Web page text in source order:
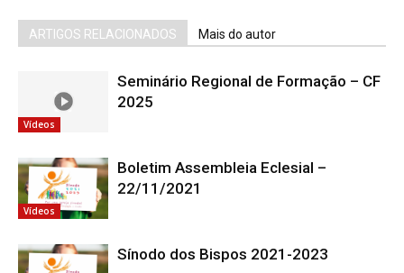
ARTIGOS RELACIONADOS Mais do autor
Vídeos
Seminário Regional de Formação – CF
2025
Vídeos
Boletim Assembleia Eclesial –
22/11/2021
Sínodo dos Bispos 2021-2023